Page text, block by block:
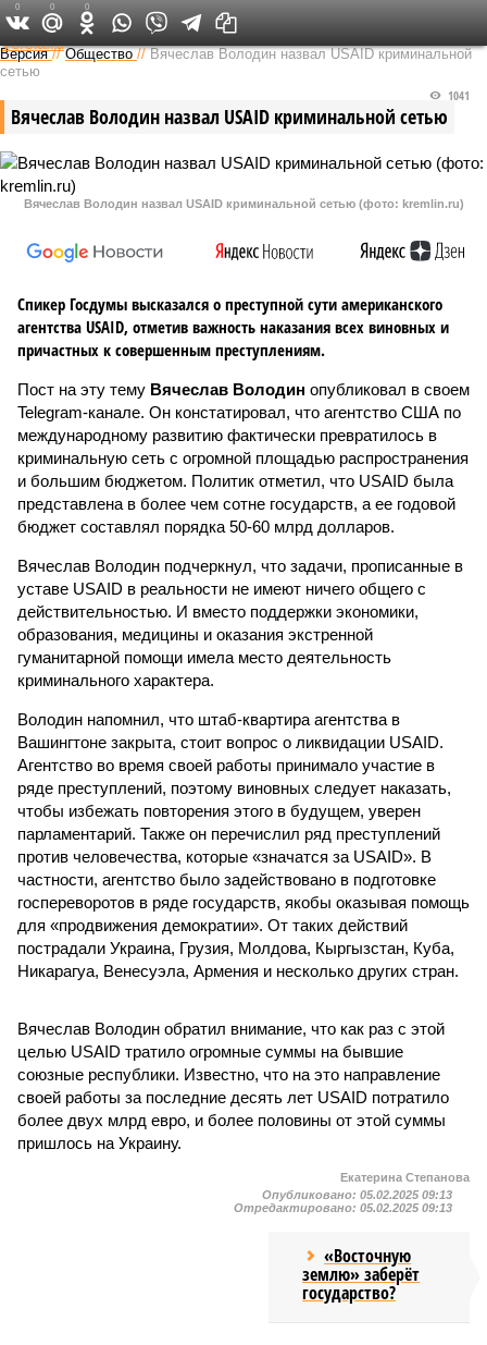
Федеральный выпуск
Версия //Общество //Вячеслав Володин назвал USAID криминальной
сетью
Вячеслав Володин назвал USAID криминальной сетью
1041
Вячеслав Володин назвал USAID криминальной сетью (фото: kremlin.ru)
Спикер Госдумы высказался о преступной сути американского
агентства USAID, отметив важность наказания всех виновных и
причастных к совершенным преступлениям.
Пост на эту тему Вячеслав Володин опубликовал в своем
Telegram-канале. Он констатировал, что агентство США по
международному развитию фактически превратилось в
криминальную сеть с огромной площадью распространения
и большим бюджетом. Политик отметил, что USAID была
представлена в более чем сотне государств, а ее годовой
бюджет составлял порядка 50-60 млрд долларов.
Вячеслав Володин подчеркнул, что задачи, прописанные в
уставе USAID в реальности не имеют ничего общего с
действительностью. И вместо поддержки экономики,
образования, медицины и оказания экстренной
гуманитарной помощи имела место деятельность
криминального характера.
Володин напомнил, что штаб-квартира агентства в
Вашингтоне закрыта, стоит вопрос о ликвидации USAID.
Агентство во время своей работы принимало участие в
ряде преступлений, поэтому виновных следует наказать,
чтобы избежать повторения этого в будущем, уверен
парламентарий. Также он перечислил ряд преступлений
против человечества, которые «значатся за USAID». В
частности, агентство было задействовано в подготовке
госпереворотов в ряде государств, якобы оказывая помощь
для «продвижения демократии». От таких действий
пострадали Украина, Грузия, Молдова, Кыргызстан, Куба,
Никарагуа, Венесуэла, Армения и несколько других стран.
Вячеслав Володин обратил внимание, что как раз с этой
целью USAID тратило огромные суммы на бывшие
союзные республики. Известно, что на это направление
своей работы за последние десять лет USAID потратило
более двух млрд евро, и более половины от этой суммы
пришлось на Украину.
0 0 0
Екатерина Степанова
Опубликовано: 05.02.2025 09:13
Отредактировано: 05.02.2025 09:13
«Восточную
землю» заберёт
государство?